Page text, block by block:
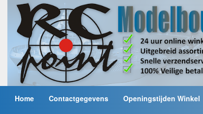
Home Contactgegevens Openingstijden Winkel